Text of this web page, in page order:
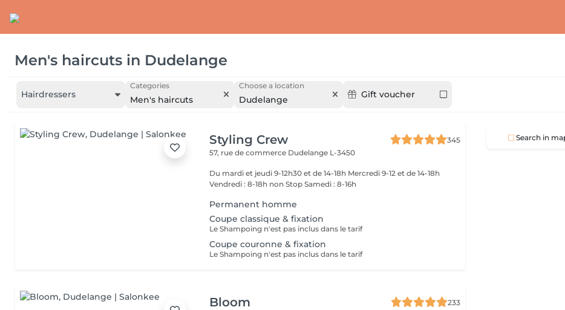
Men's haircuts in Dudelange
Hairdressers
Categories
Men's haircuts
Choose a location
Dudelange Gift voucher
Styling Crew
345
57, rue de commerce Dudelange L-3450
Du mardi et jeudi 9-12h30 et de 14-18h Mercredi 9-12 et de 14-18h
Vendredi : 8-18h non Stop Samedi : 8-16h
Permanent homme
Coupe classique & fixation
Le Shampoing n'est pas inclus dans le tarif
Coupe couronne & fixation
Le Shampoing n'est pas inclus dans le tarif
Bloom
233
Search in